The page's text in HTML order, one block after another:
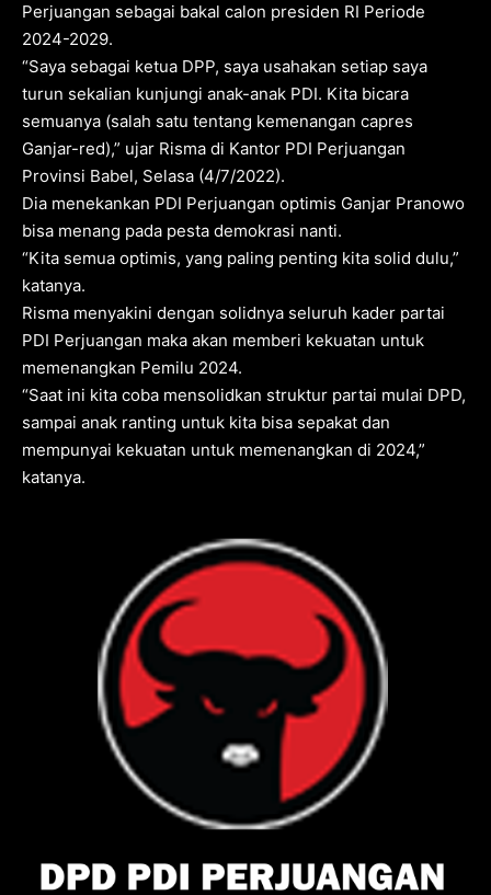
Perjuangan sebagai bakal calon presiden RI Periode
2024-2029.
“Saya sebagai ketua DPP, saya usahakan setiap saya
turun sekalian kunjungi anak-anak PDI. Kita bicara
semuanya (salah satu tentang kemenangan capres
Ganjar-red),” ujar Risma di Kantor PDI Perjuangan
Provinsi Babel, Selasa (4/7/2022).
Dia menekankan PDI Perjuangan optimis Ganjar Pranowo
bisa menang pada pesta demokrasi nanti.
“Kita semua optimis, yang paling penting kita solid dulu,”
katanya.
Risma menyakini dengan solidnya seluruh kader partai
PDI Perjuangan maka akan memberi kekuatan untuk
memenangkan Pemilu 2024.
“Saat ini kita coba mensolidkan struktur partai mulai DPD,
sampai anak ranting untuk kita bisa sepakat dan
mempunyai kekuatan untuk memenangkan di 2024,”
katanya.